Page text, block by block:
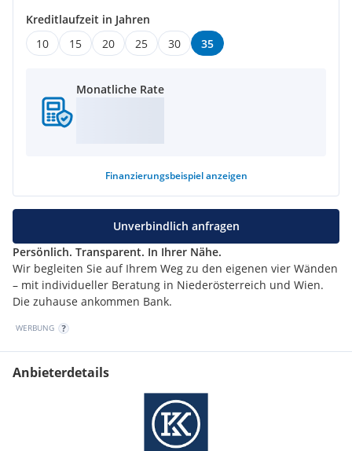
Kreditlaufzeit in Jahren
10
15 20 25 30 35
Monatliche Rate
Finanzierungsbeispiel anzeigen
Persönlich. Transparent. In Ihrer Nähe.
Wir begleiten Sie auf Ihrem Weg zu den eigenen vier Wänden
– mit individueller Beratung in Niederösterreich und Wien.
Die zuhause ankommen Bank.
Unverbindlich anfragen
WERBUNG
Anbieterdetails